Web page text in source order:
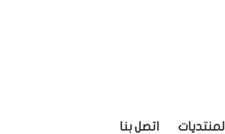
المنتديات اتصل بنا